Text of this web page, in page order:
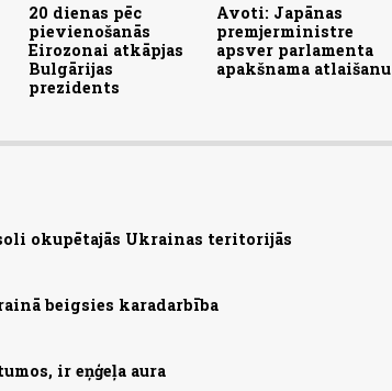
20 dienas pēc
pievienošanās
Eirozonai atkāpjas
Bulgārijas
prezidents
Avoti: Japānas
premjerministre
apsver parlamenta
apakšnama atlaišanu
okupētajās Ukrainas teritorijās
beigsies karadarbība
ir eņģeļa aura